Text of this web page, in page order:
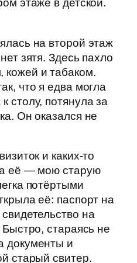
этаже в детской.
на второй этаж
зятя. Здесь пахло
и табаком.
что я едва могла
столу, потянула за
Он оказался не
и каких-то
её — мою старую
потёртыми
её: паспорт на
на
стараясь не
документы и
старый свитер.